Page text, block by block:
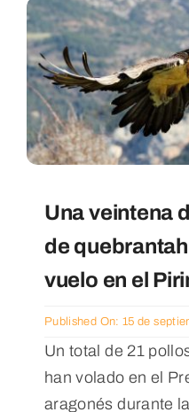
Una veintena
de
vuelo en el
Published On: 15 de
Un total de 21
han volado en el
aragonés durante